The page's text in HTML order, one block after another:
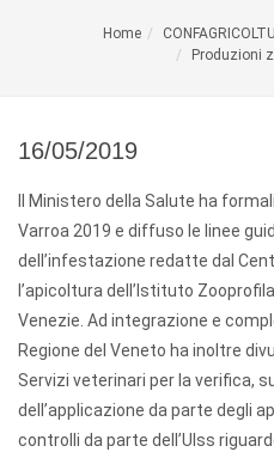
Home
Produzioni
16/05/2019
Il Ministero della Salute ha
Varroa 2019 e diffuso le linee
dell’infestazione redatte dal
l’apicoltura dell’Istituto
Venezie. Ad integrazione e
Regione del Veneto ha inoltre
Servizi veterinari per la verifica,
dell’applicazione da parte degli
controlli da parte dell’Ulss